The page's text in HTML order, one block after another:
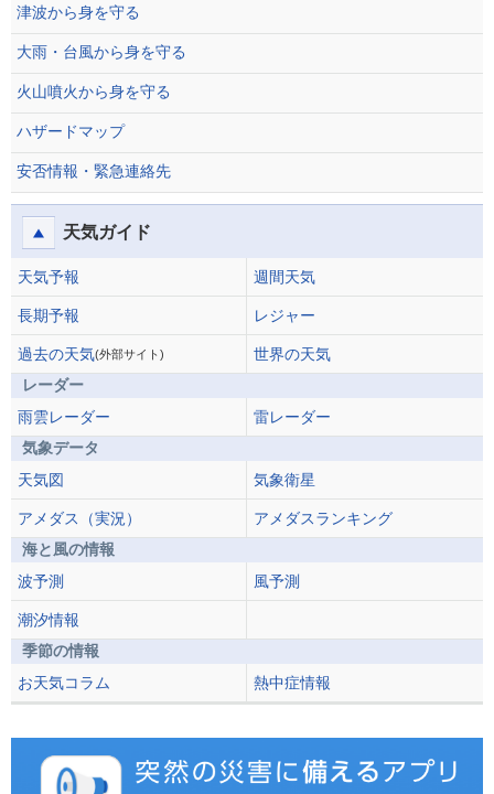
津波から身を守る
大雨・台風から身を守る
火山噴火から身を守る
ハザードマップ
安否情報・緊急連絡先
天気ガイド
天気予報 週間天気
長期予報 レジャー
過去の天気(外部サイト)
世界の天気
レーダー
雨雲レーダー
雷レーダー
気象データ
天気図
気象衛星
アメダス（実況）
アメダスランキング
海と風の情報
波予測
風予測
潮汐情報
季節の情報
お天気コラム
熱中症情報